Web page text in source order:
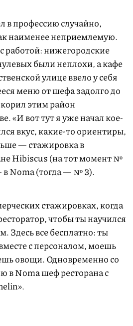
в профессию случайно,
наименее неприемлемую.
работой: нижегородские
были неплохи, а кафе
улице ввело у себя
меню от шефа задолго до
этим район
«И вот тут я уже начал кое-
вкус, какие-то ориентиры,
— стажировка в
Hibiscus (на тот момент №
в Noma (тогда — № 3).
стажировках, когда
чтобы ты научился
Здесь все бесплатно: ты
с персоналом, моешь
овощи. Одновременно со
в Noma шеф ресторана с